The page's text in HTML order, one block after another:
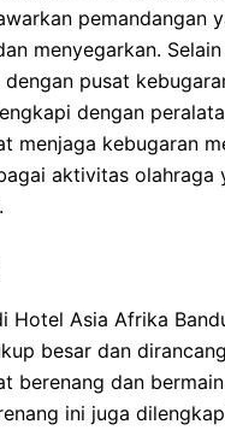
pemandangan
menyegarkan.
pusat
dengan
menjaga kebugaran
aktivitas olahraga
Hotel Asia Afrika
besar dan
berenang dan
ini juga